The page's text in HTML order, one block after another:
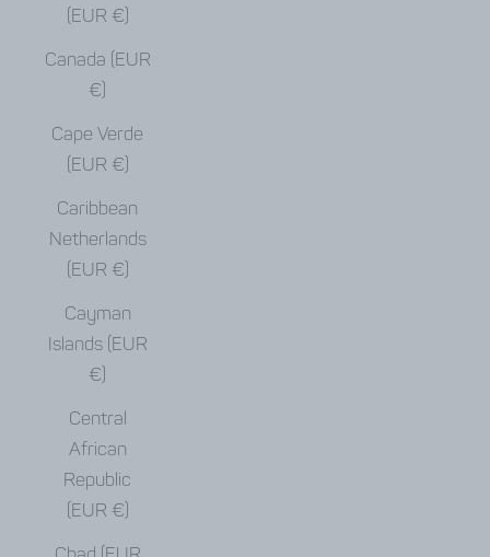
(EUR €)
Canada (EUR
€)
Cape Verde
(EUR €)
Caribbean
Netherlands
(EUR €)
Cayman
Islands (EUR
€)
Central
African
Republic
(EUR €)